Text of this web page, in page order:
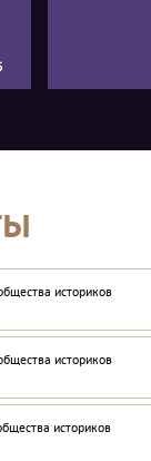
историков
историков
историков